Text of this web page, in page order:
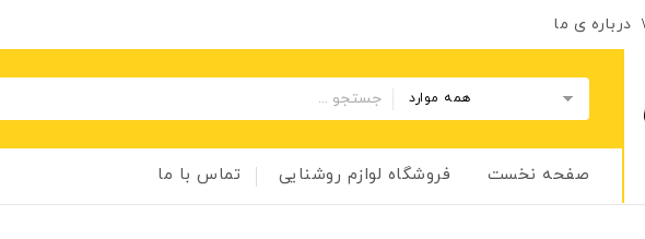
درباره ی ما
همه موارد
صفحه نخست فروشگاه لوازم روشنایی تماس با ما